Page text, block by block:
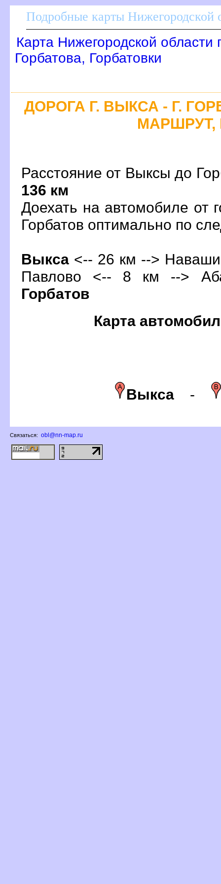
Подробные карты Нижегородской
Карта Нижегородской области
Горбатова, Горбатовки
ДОРОГА Г. ВЫКСА - Г.
МАРШРУТ,
Расстояние от Выксы до
136 км
Доехать на автомобиле от
Горбатов оптимально по
ыкса <-- 26 км -->
Павлово <-- 8 км -->
Горбато
Карта
ыкса-
Связаться: obl@nn-map.ru